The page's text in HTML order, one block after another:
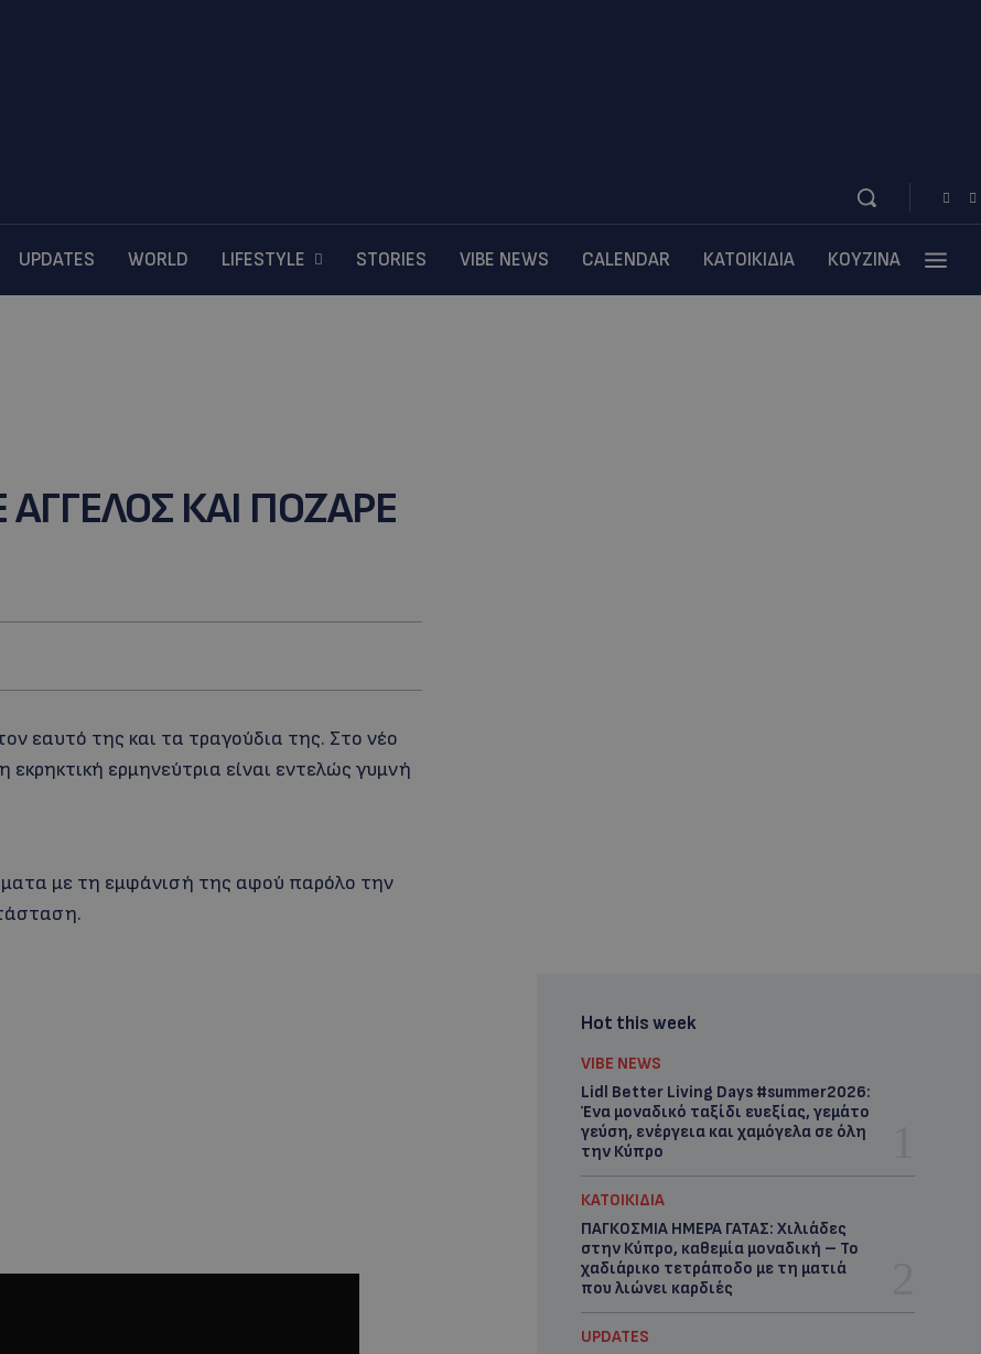
UPDATES WORLD LIFESTYLE STORIES VIBE NEWS CALENDAR ΚΑΤΟΙΚΙΔΙΑ ΚΟΥΖΙΝΑ
ΑΓΓΕΛΟΣ ΚΑΙ ΠΟΖΑΡΕ
εαυτό της και τα τραγούδια της. Στο νέο
εκρηκτική ερμηνεύτρια είναι εντελώς γυμνή
με τη εμφάνισή της αφού παρόλο την
Hot this week
VIBE NEWS
Lidl Better Living Days #summer2026:
Ένα μοναδικό ταξίδι ευεξίας, γεμάτο
γεύση, ενέργεια και χαμόγελα σε όλη
την Κύπρο
ΚΑΤΟΙΚΙΔΙΑ
ΠΑΓΚΟΣΜΙΑ ΗΜΕΡΑ ΓΑΤΑΣ: Χιλιάδες
στην Κύπρο, καθεμία μοναδική – Το
χαδιάρικο τετράποδο με τη ματιά
που λιώνει καρδιές
UPDATES